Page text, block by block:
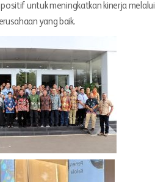
untuk meningkatkan kinerja melalui
yang baik.